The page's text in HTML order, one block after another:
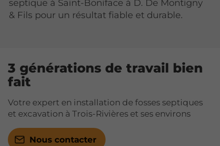
septique à Saint-Boniface à D. De Montigny
& Fils pour un résultat fiable et durable.
3 générations de travail bien
fait
Votre expert en installation de fosses septiques
et excavation à Trois-Rivières et ses environs
Nous contacter